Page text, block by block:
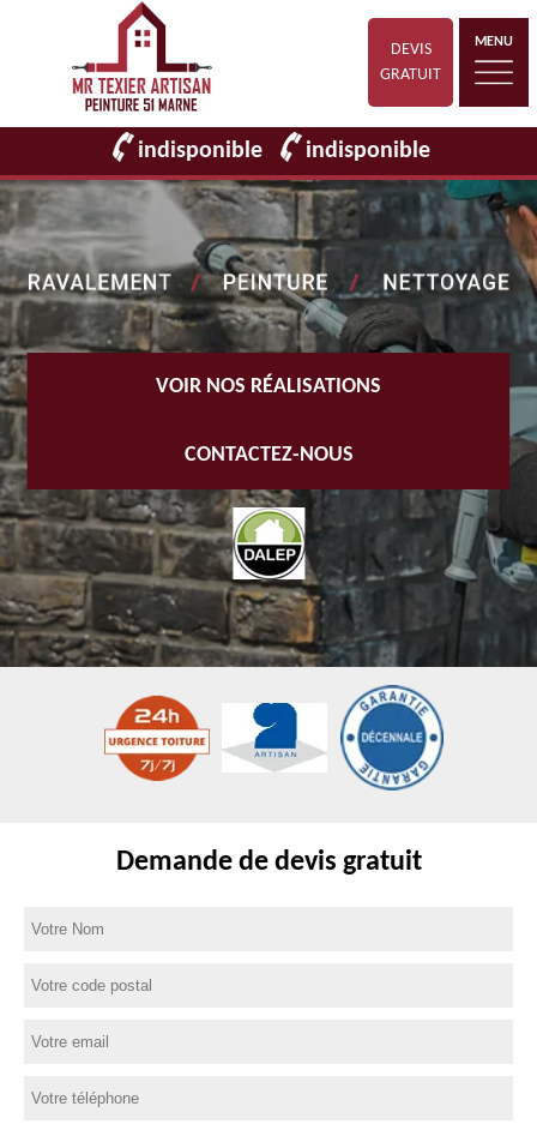
DEVIS
GRATUIT
MENU
indisponible indisponible
VOIR NOS RÉALISATIONS
CONTACTEZ-NOUS
Demande de devis gratuit